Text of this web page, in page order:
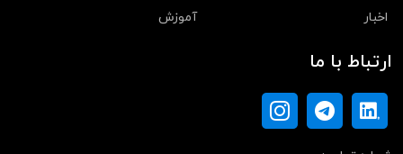
اخبار
آموزش
ارتباط با ما